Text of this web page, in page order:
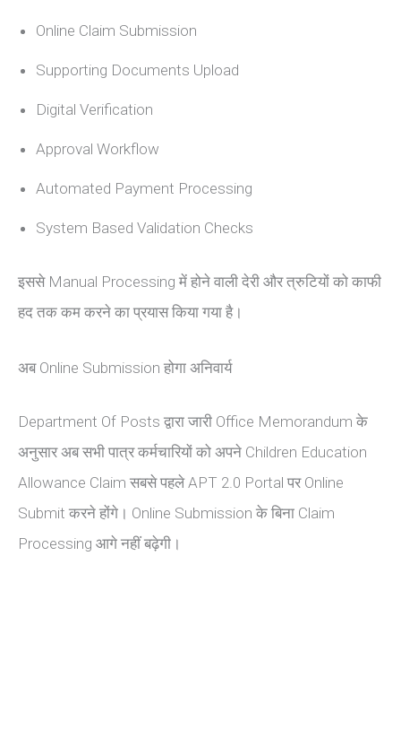
Online Claim Submission
Supporting Documents Upload
Digital Verification
Approval Workflow
Automated Payment Processing
System Based Validation Checks
इससे Manual Processing में होने वाली देरी और त्रुटियों को काफी
हद तक कम करने का प्रयास किया गया है।
अब Online Submission होगा अनिवार्य
Department Of Posts द्वारा जारी Office Memorandum के
अनुसार अब सभी पात्र कर्मचारियों को अपने Children Education
Allowance Claim सबसे पहले APT 2.0 Portal पर Online
Submit करने होंगे। Online Submission के बिना Claim
Processing आगे नहीं बढ़ेगी।